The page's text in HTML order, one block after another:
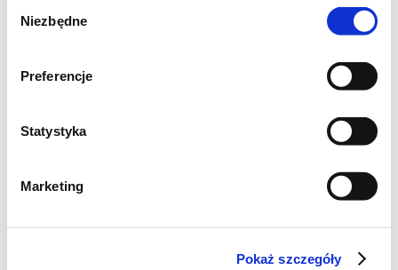
zgody
Niezbędne
Preferencje
Statystyka
Marketing
Pokaż szczegóły
Lekko solimy i pieprzymy. Podajemy ze